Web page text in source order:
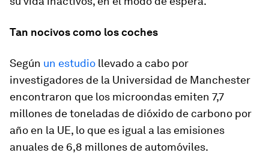
Tan nocivos como los coches
Según un estudio llevado a cabo por
investigadores de la Universidad de Manchester
encontraron que los microondas emiten 7,7
millones de toneladas de dióxido de carbono por
año en la UE, lo que es igual a las emisiones
anuales de 6,8 millones de automóviles.